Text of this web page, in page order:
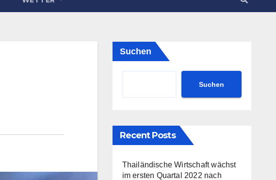
Suchen
Suchen
Recent Posts
Thailändische Wirtschaft wächst
im ersten Quartal 2022 nach